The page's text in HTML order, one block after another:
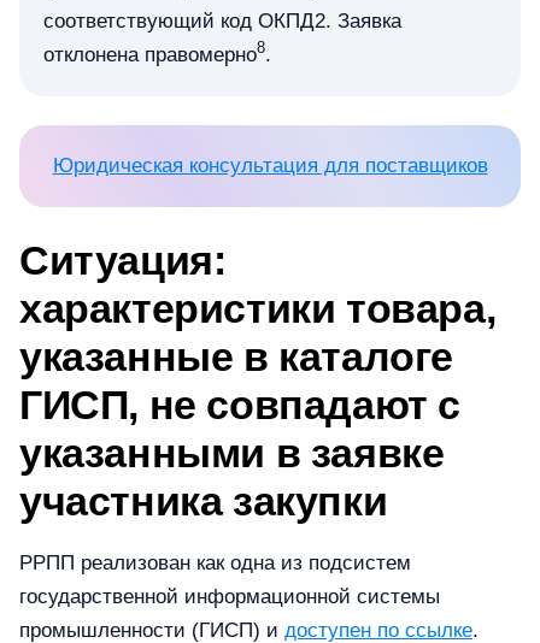
соответствующий код ОКПД2. Заявка
отклонена правомерно8.
Юридическая консультация для поставщиков
Ситуация:
характеристики товара,
указанные в каталоге
ГИСП, не совпадают с
указанными в заявке
участника закупки
РРПП реализован как одна из подсистем
государственной информационной системы
промышленности (ГИСП) и доступен по ссылке.